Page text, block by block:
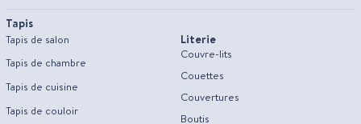
Tapis
Tapis de salon
Tapis de chambre
Tapis de cuisine
Tapis de couloir
Literie
Couvre-lits
Couettes
Couvertures
Boutis